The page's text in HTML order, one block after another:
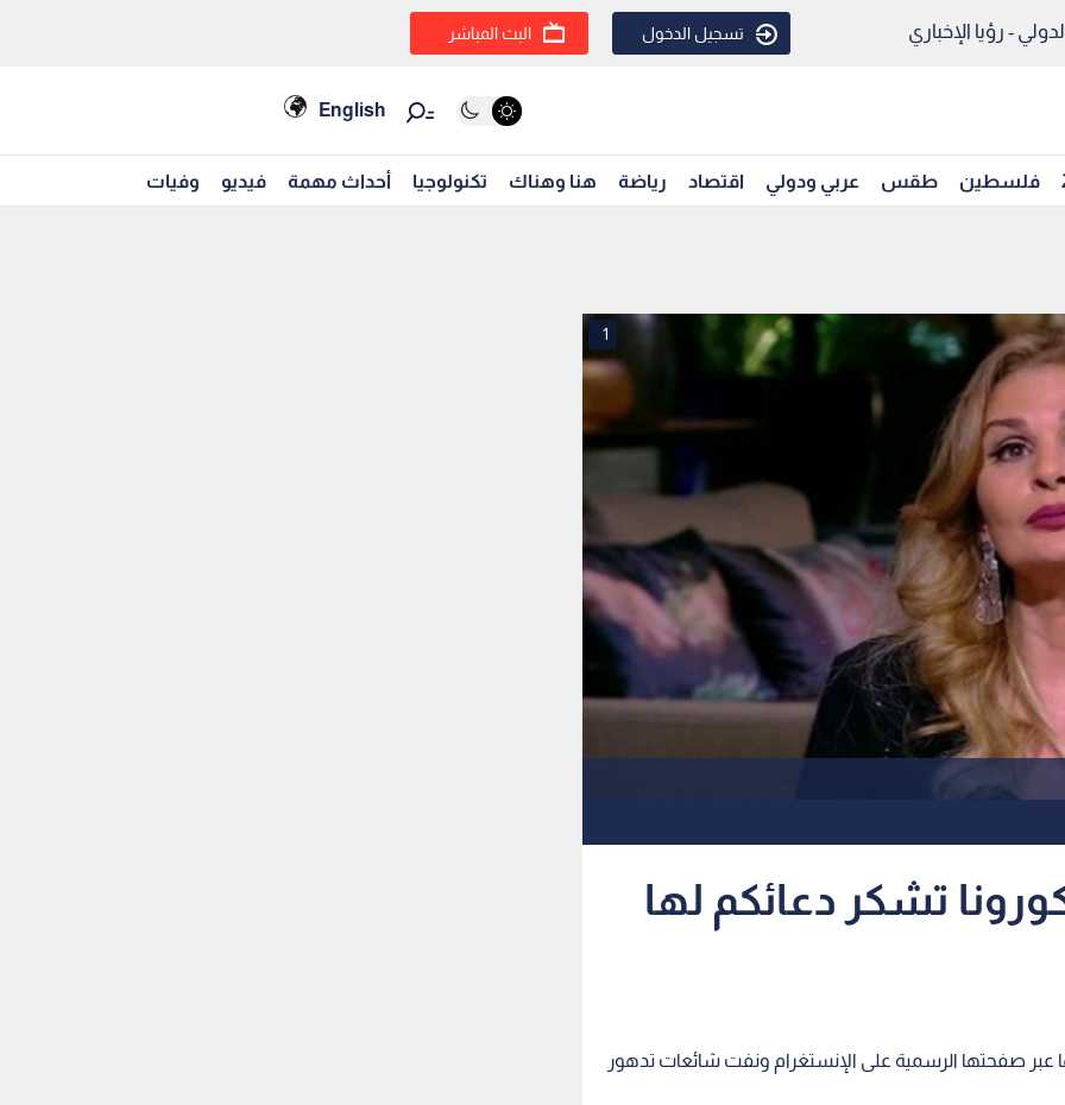
- رؤيا الإخباري تسجيل الدخول البث المباشر
English
فلسطين طقس عربي ودولي اقتصاد رياضة هنا وهناك تكنولوجيا أحداث مهمة فيديو وفيات
1
تشكر دعائكم لها
عبر صفحتها الرسمية على الإنستغرام ونفت شائعات تدهور